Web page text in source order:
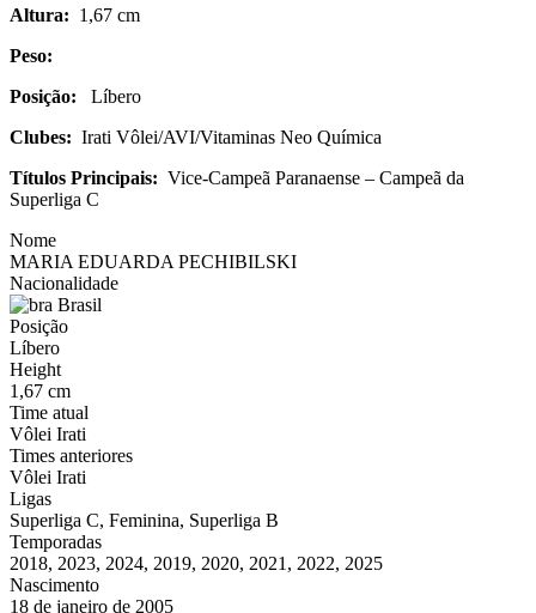
Altura: 1,67 cm
Peso:
Posição: Líbero
Clubes: Irati Vôlei/AVI/Vitaminas Neo Química
Títulos Principais: Vice-Campeã Paranaense – Campeã da
Superliga C
Nome
MARIA EDUARDA PECHIBILSKI
Nacionalidade
Brasil
Posição
Líbero
Height
1,67 cm
Time atual
Vôlei Irati
Times anteriores
Vôlei Irati
Ligas
Superliga C, Feminina, Superliga B
Temporadas
2018, 2023, 2024, 2019, 2020, 2021, 2022, 2025
Nascimento
18 de janeiro de 2005